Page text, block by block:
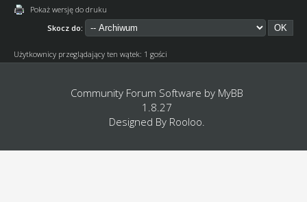
Pokaż wersję do druku
Skocz do:
Użytkownicy przeglądający ten wątek: 1 gości
Community Forum Software by MyBB
1.8.27
Designed By Rooloo.